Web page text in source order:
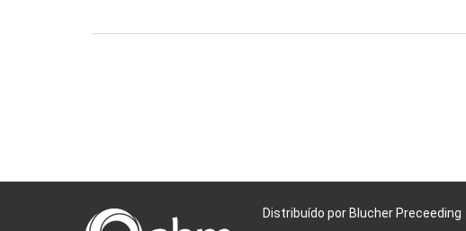
Distribuído por Blucher Preceeding